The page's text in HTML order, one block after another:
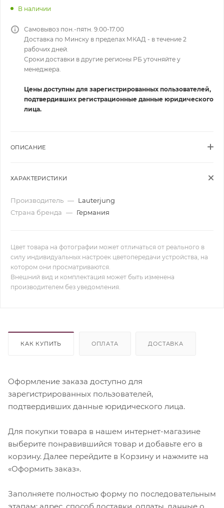
В наличии
Самовывоз пон.-пятн. 9.00-17.00
Доставка по Минску в пределах МКАД - в течение 2
рабочих дней.
Сроки доставки в другие регионы РБ уточняйте у
менеджера.
Цены доступны для зарегистрированных пользователей,
подтвердивших регистрационные данные юридического
лица.
ОПИСАНИЕ
ХАРАКТЕРИСТИКИ
Производитель — Lauterjung
Страна бренда — Германия
Цвет товара на фотографии может отличаться от реального в
силу индивидуальных настроек цветопередачи устройства, на
котором они просматриваются.
Внешний вид и комплектация может быть изменена
производителем без уведомления.
КАК КУПИТЬ ОПЛАТА ДОСТАВКА
Оформление заказа доступно для
зарегистрированных пользователей,
подтвердивших данные юридического лица.
Для покупки товара в нашем интернет-магазине
выберите понравившийся товар и добавьте его в
корзину. Далее перейдите в Корзину и нажмите на
«Оформить заказ».
Заполняете полностью форму по последовательным
этапам: адрес, способ доставки, оплаты, данные о